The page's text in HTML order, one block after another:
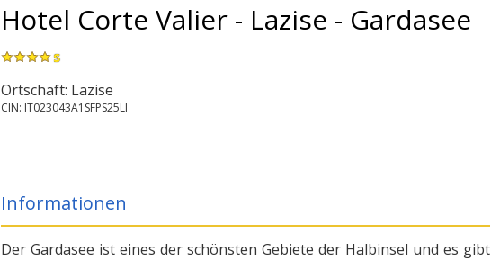
Hotel Corte Valier - Lazise - Gardasee
s
Ortschaft: Lazise
CIN: IT023043A1SFPS25LI
Informationen
Der Gardasee ist eines der schönsten Gebiete der Halbinsel und es gibt